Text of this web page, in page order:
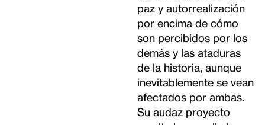
paz y autorrealización
por encima de cómo
son percibidos por los
demás y las ataduras
de la historia, aunque
inevitablemente se vean
afectados por ambas.
Su audaz proyecto